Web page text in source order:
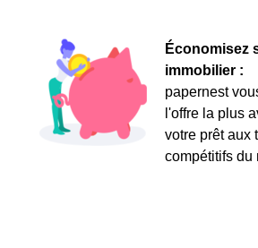
Économisez
immobilier :
papernest
l'offre la plus
votre prêt aux
compétitifs du